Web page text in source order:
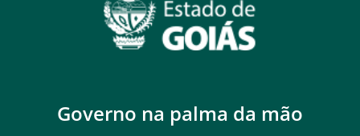
Governo na palma da mão